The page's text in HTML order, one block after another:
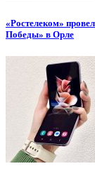
«Ростелеком»
Победы» в Орле